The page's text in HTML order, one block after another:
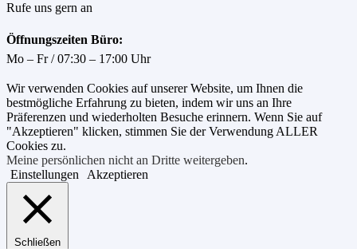
Rufe uns gern an
Öffnungszeiten Büro:
Mo – Fr / 07:30 – 17:00 Uhr
Wir verwenden Cookies auf unserer Website, um Ihnen die
bestmögliche Erfahrung zu bieten, indem wir uns an Ihre
Präferenzen und wiederholten Besuche erinnern. Wenn Sie auf
"Akzeptieren" klicken, stimmen Sie der Verwendung ALLER
Cookies zu.
Meine persönlichen nicht an Dritte weitergeben.
Einstellungen
Akzeptieren
Schließen